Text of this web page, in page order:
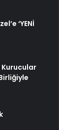
‘YENİ
Kurucular